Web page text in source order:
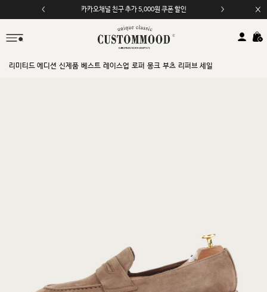
카카오채널 친구 추가 5,000원 쿠폰 할인
모바일 앱 자동 2,000원 할인
리미티드 에디션 신제품 베스트 레이스업 로퍼 몽크 부츠 리퍼브 세일